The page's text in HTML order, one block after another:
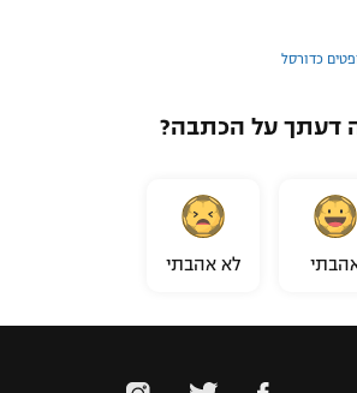
כדורסל
דעתך על הכתבה?
לא אהבתי